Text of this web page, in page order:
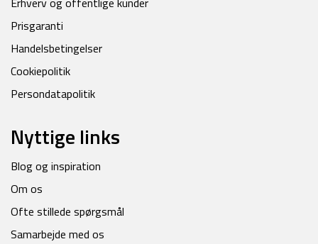
Prisgaranti
Handelsbetingelser
Cookiepolitik
Persondatapolitik
Nyttige links
Blog og inspiration
Om os
Ofte stillede spørgsmål
Samarbejde med os